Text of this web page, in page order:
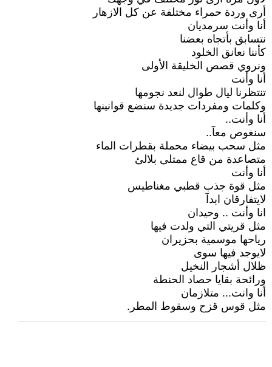
أرى وردة حمراء مختلفة عن كل الازهار
أنا وأنت سرمديان
نتسابق بأتجاه بعضنا
كأننا نعانق الخلود
ونروي قصص الخليقة الأولى
أنا وأنت
تنتظرنا ليال طوال لنعد نجومها
وكلمات ومفردات جديدة سنضع قوانينها
أنا وأنت..
سنغوص معآ..
مثل سحب بيضاء محملة بقطرات الماء
متصاعدة من قاع ممتلى بلالئ
أنا وأنت
مثل قوة جذب قطبي مغناطيس
لايتفارقان ابدآ
انا وأنت .. وحيدان
مثل قريتي التي ولدت فيها
رياحها موسمية بحزيران
لايوجد فيها سوى
ظلال أشجار النخيل
ورائحة بقايا حصاد الحنطة
أنا وانت... متلازمان
مثل قوس قزح وسقوط المطر.